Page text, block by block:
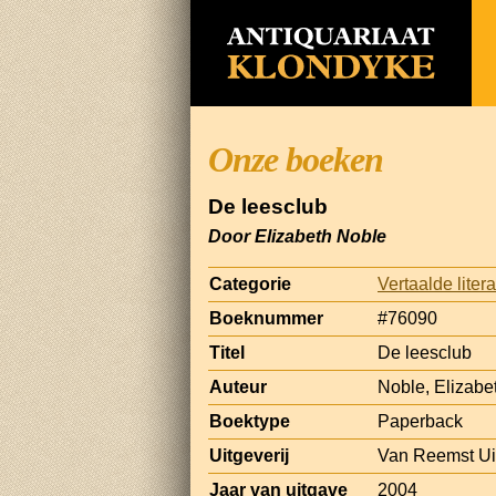
Onze boeken
De leesclub
Door Elizabeth Noble
Categorie
Vertaalde
Boeknummer
#76090
Titel
De leesclub
Auteur
Noble,
Boektype
Paperback
Uitgeverij
Van Reemst
Jaar van uitgave
2004